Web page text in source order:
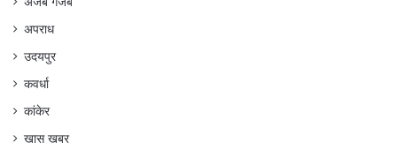
अपराध
उदयपुर
कवर्धा
कांकेर
खास खबर